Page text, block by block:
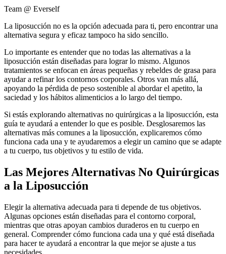
Team @ Everself
La liposucción no es la opción adecuada para ti, pero encontrar una
alternativa segura y eficaz tampoco ha sido sencillo.
Lo importante es entender que no todas las alternativas a la
liposucción están diseñadas para lograr lo mismo. Algunos
tratamientos se enfocan en áreas pequeñas y rebeldes de grasa para
ayudar a refinar los contornos corporales. Otros van más allá,
apoyando la pérdida de peso sostenible al abordar el apetito, la
saciedad y los hábitos alimenticios a lo largo del tiempo.
Si estás explorando alternativas no quirúrgicas a la liposucción, esta
guía te ayudará a entender lo que es posible. Desglosaremos las
alternativas más comunes a la liposucción, explicaremos cómo
funciona cada una y te ayudaremos a elegir un camino que se adapte
a tu cuerpo, tus objetivos y tu estilo de vida.
Las Mejores Alternativas No Quirúrgicas
a la Liposucción
Elegir la alternativa adecuada para ti depende de tus objetivos.
Algunas opciones están diseñadas para el contorno corporal,
mientras que otras apoyan cambios duraderos en tu cuerpo en
general. Comprender cómo funciona cada una y qué está diseñada
para hacer te ayudará a encontrar la que mejor se ajuste a tus